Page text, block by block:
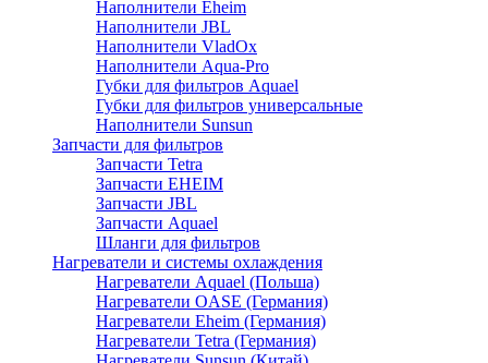
Наполнители Eheim
Наполнители JBL
Наполнители VladOx
Наполнители Aqua-Pro
Губки для фильтров Aquael
Губки для фильтров универсальные
Наполнители Sunsun
Запчасти для фильтров
Запчасти Tetra
Запчасти EHEIM
Запчасти JBL
Запчасти Aquael
Шланги для фильтров
Нагреватели и системы охлаждения
Нагреватели Aquael (Польша)
Нагреватели OASE (Германия)
Нагреватели Eheim (Германия)
Нагреватели Tetra (Германия)